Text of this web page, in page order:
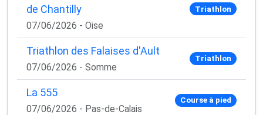
de Chantilly
07/06/2026 - Oise
Triathlon
Triathlon des Falaises d'Ault
07/06/2026 - Somme
Triathlon
La 555
07/06/2026 - Pas-de-Calais
Course à pied